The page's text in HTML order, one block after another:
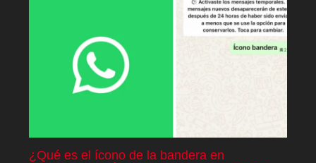
¿Qué es el ícono de la bandera en